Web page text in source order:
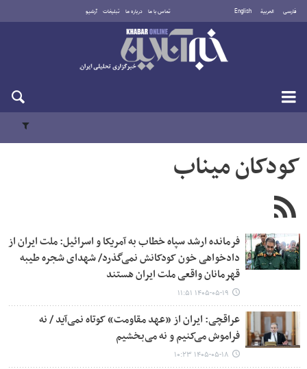
فارسی العربية English تماس با ما درباره ما تبلیغات آرشیو
دوشنبه ۱۹ مرداد ۱۴۰۵
کودکان میناب
فرمانده ارشد سپاه خطاب به آمریکا و اسرائیل: ملت ایران از
دادخواهی خون کودکانش نمی‌گذرد/ شهدای شجره طیبه
قهرمانان واقعی ملت ایران هستند
۱۴۰۵-۰۵-۱۹ ۱۱:۵۱
عراقچی: ایران از «عهد مقاومت» کوتاه نمی‌آید / نه
فراموش می‌کنیم و نه می‌بخشیم
۱۴۰۵-۰۵-۱۸ ۱۰:۲۳